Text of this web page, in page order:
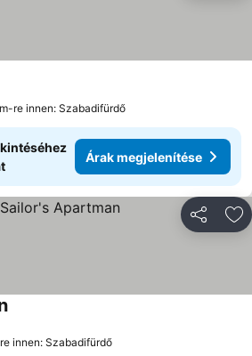
re innen: Szabadifürdő
Árak megjelenítése
innen: Szabadifürdő